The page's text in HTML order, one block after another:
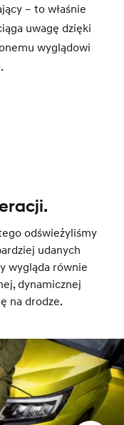
– to właśnie
uwagę dzięki
wyglądowi
odświeżyliśmy
udanych
wygląda równie
dynamicznej
na drodze.